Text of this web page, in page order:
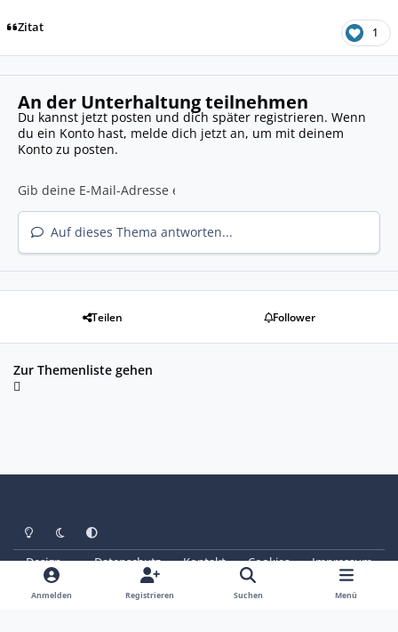
Zitat 1
An der Unterhaltung teilnehmen
Du kannst jetzt posten und dich später registrieren. Wenn
du ein Konto hast, melde dich jetzt an, um mit deinem
Konto zu posten.
Auf dieses Thema antworten...
Teilen Follower
Zur Themenliste gehen
Heller ModusDunkler Modus
Systemeinstellung
Design Datenschutz Kontakt Cookies
Impressum
© Copyright 2025 - SAABoteure e. V.
Powered by Invision Community
Anmelden Registrieren Suchen Menü